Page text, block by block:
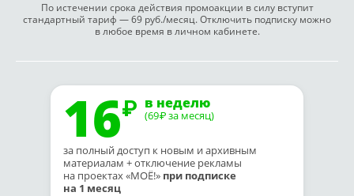
По истечении срока действия промоакции в силу вступит
стандартный тариф — 69 руб./месяц. Отключить подписку можно
в любое время в личном кабинете.
16 в неделю
(69₽ за месяц)
за полный доступ к новым и архивным
материалам + отключение рекламы
на проектах «МОЁ!» при подписке
на 1 месяц